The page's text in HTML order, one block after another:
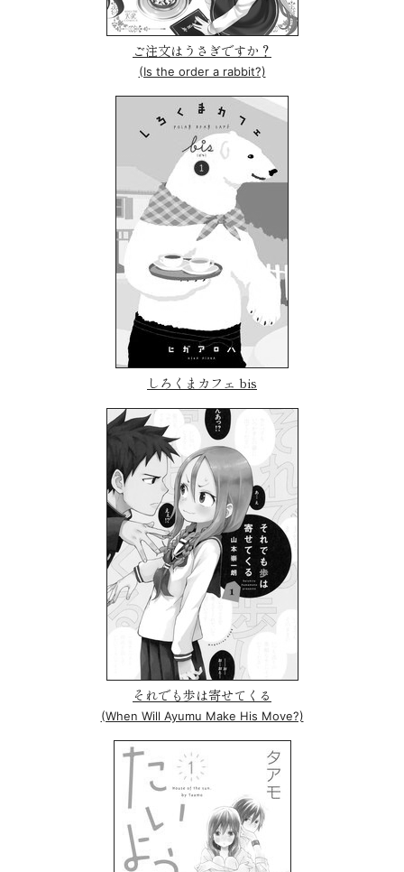
ご注文はうさぎですか？
(Is the order a rabbit?)
しろくまカフェ bis
それでも歩は寄せてくる
(When Will Ayumu Make His Move?)